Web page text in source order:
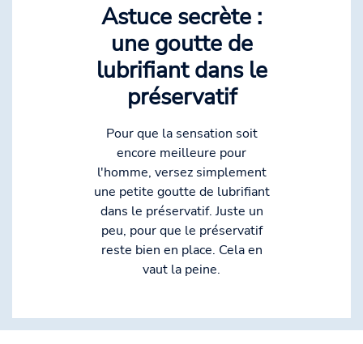
Astuce secrète :
une goutte de
lubrifiant dans le
préservatif
Pour que la sensation soit
encore meilleure pour
l'homme, versez simplement
une petite goutte de lubrifiant
dans le préservatif. Juste un
peu, pour que le préservatif
reste bien en place. Cela en
vaut la peine.